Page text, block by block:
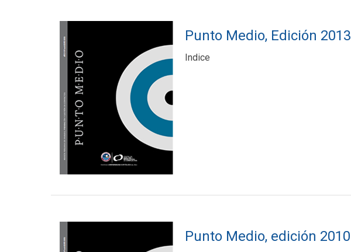
Punto Medio, Edición 2013
Indice
Punto Medio, edición 2010